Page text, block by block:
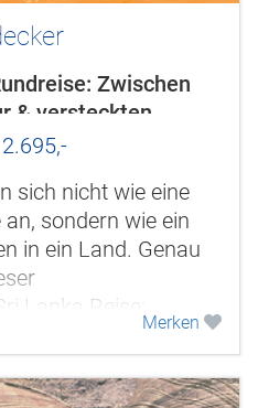
Zwischen
& versteckten
sich nicht wie eine
sondern wie ein
in ein Land. Genau
Lanka Reise:
Begegnungen,
Merken